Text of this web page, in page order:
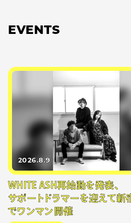
EVENTS
2026.8.9
WHITE ASH再始動を発表、
サポートドラマーを迎えて新
でワンマン開催